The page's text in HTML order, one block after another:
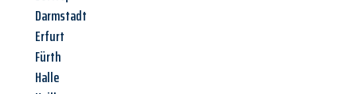
Darmstadt
Erfurt
Fürth
Halle